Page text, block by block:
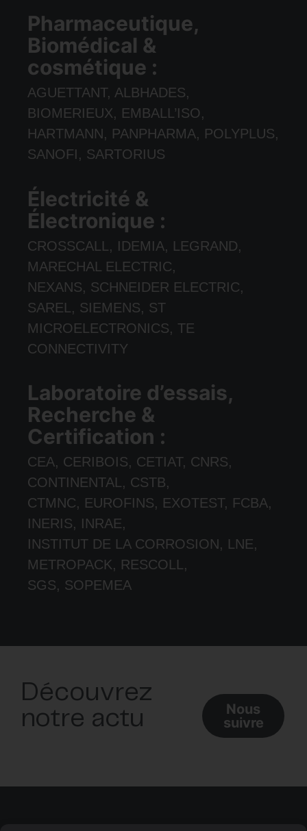
Pharmaceutique,
Biomédical &
cosmétique :
AGUETTANT, ALBHADES,
BIOMERIEUX, EMBALL’ISO,
HARTMANN, PANPHARMA, POLYPLUS,
SANOFI, SARTORIUS
Électricité &
Électronique :
CROSSCALL, IDEMIA, LEGRAND,
MARECHAL ELECTRIC,
NEXANS, SCHNEIDER ELECTRIC,
SAREL, SIEMENS, ST
MICROELECTRONICS, TE
CONNECTIVITY
Laboratoire d’essais,
Recherche &
Certification :
CEA, CERIBOIS, CETIAT, CNRS,
CONTINENTAL, CSTB,
CTMNC, EUROFINS, EXOTEST, FCBA,
INERIS, INRAE,
INSTITUT DE LA CORROSION, LNE,
METROPACK, RESCOLL,
SGS, SOPEMEA
Découvrez
notre actu
Nous
suivre